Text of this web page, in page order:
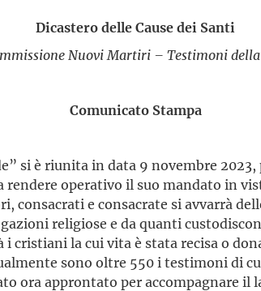
Dicastero delle Cause dei Santi
Nuovi Martiri – Testimoni della
Comunicato Stampa
si è riunita in data 9 novembre 2023,
rendere operativo il suo mandato in
consacrati e consacrate si avvarrà
religiose e da quanti
cristiani la cui vita è stata recisa o
sono oltre 550 i testimoni di
ora approntato per accompagnare